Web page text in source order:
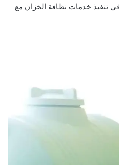
تنفيذ خدمات نظافة الخزان مع